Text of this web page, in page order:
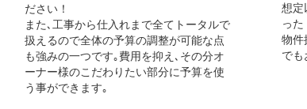
ださい！
また､工事から仕入れまで全てトータルで
扱えるので全体の予算の調整が可能な点
も強みの一つです｡費用を抑え､その分オ
ーナー様のこだわりたい部分に予算を使
う事ができます｡
想定
っ
物件
でも